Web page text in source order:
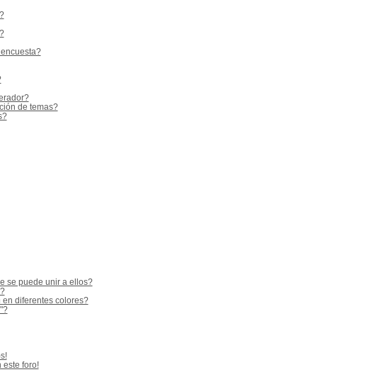
de temas?
se puede unir a ellos?
diferentes colores?
este foro!